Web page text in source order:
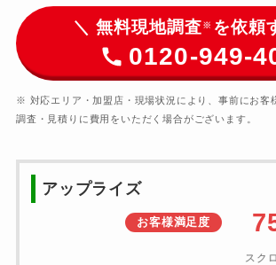
＼ 無料現地調査※ を依頼
0120-949-
※ 対応エリア・加盟店・現場状況により、事前にお客
調査・見積りに費用をいただく場合がございます。
アップライズ
お客様満足度
スク